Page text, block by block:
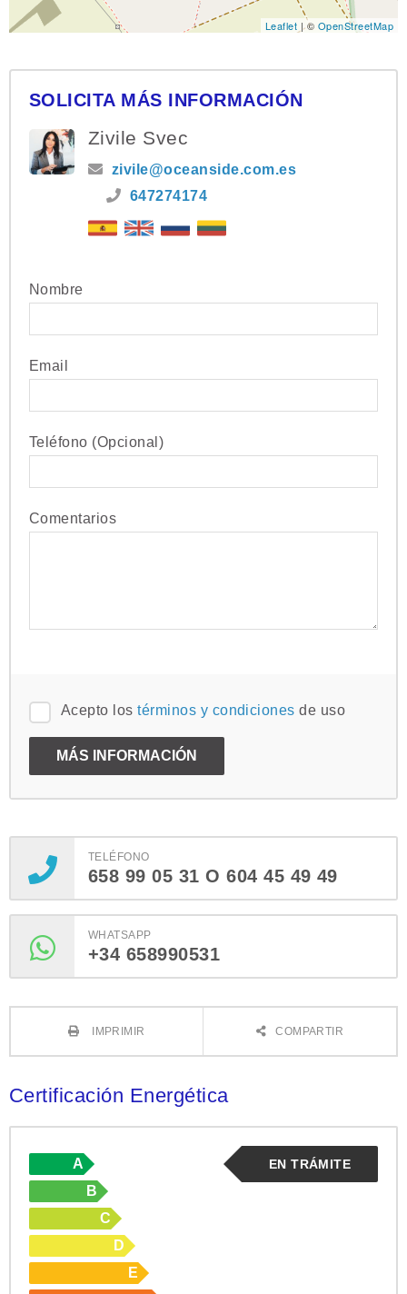
Leaflet | © OpenStreetMap
SOLICITA MÁS INFORMACIÓN
Zivile Svec
zivile@oceanside.com.es
647274174
Nombre
Email
Teléfono (Opcional)
Comentarios
Acepto lostérminos y condiciones de uso
TELÉFONO
658 99 05 31 O 604 45 49 49
WHATSAPP
+34 658990531
IMPRIMIR COMPARTIR
Certificación Energética
EN TRÁMITE
A
B
C
D
E